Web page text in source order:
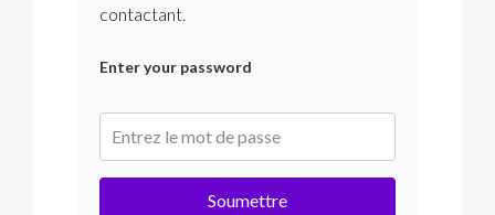
contactant.
Enter your password
Soumettre